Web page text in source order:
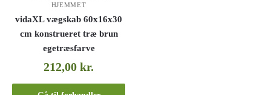
HJEMMET
vidaXL vægskab 60x16x30
cm konstrueret træ brun
egetræsfarve
212,00kr.